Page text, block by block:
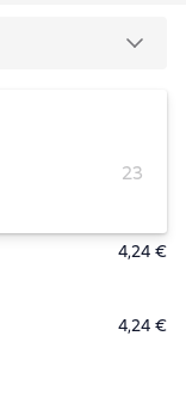
23
4,45 €
4,24 €
4,24 €